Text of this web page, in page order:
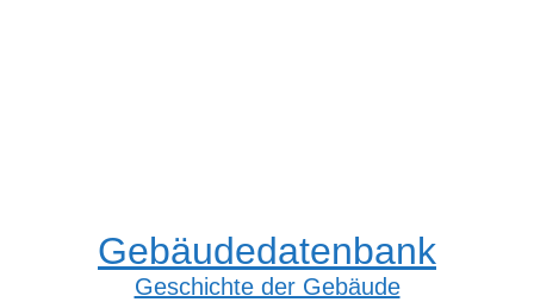
Gebäudedatenbank
Geschichte der Gebäude